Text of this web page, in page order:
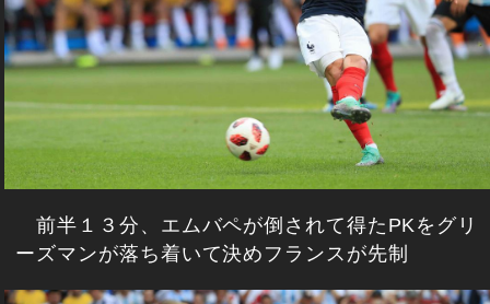
前半１３分、エムバペが倒されて得たPKをグリ
ーズマンが落ち着いて決めフランスが先制